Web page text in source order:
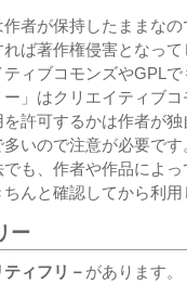
者が保持したままな
ば著作権侵害となって
ィブコモンズやGPLで
」はクリエイティブ
許可するかは作者が独
いので注意が必要です
も、作者や作品によ
んと確認してから利用
ー
ィフリ－ があります。